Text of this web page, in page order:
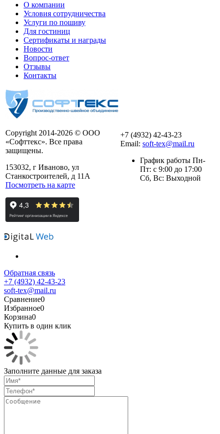
О компании
Условия сотрудничества
Услуги по пошиву
Для гостиниц
Сертификаты и награды
Новости
Вопрос-ответ
Отзывы
Контакты
Copyright 2014-2026 © ООО
«Софттекс». Все права
защищены.
153032, г Иваново, ул
Станкостроителей, д 11А
Посмотреть на карте
+7 (4932) 42-43-23
Email: soft-tex@mail.ru
График работы Пн-
Пт: с 9:00 до 17:00
Сб, Вс: Выходной
Обратная связь
+7 (4932) 42-43-23
soft-tex@mail.ru
Сравнение0
Избранное0
Корзина0
Купить в один клик
Заполните данные для заказа